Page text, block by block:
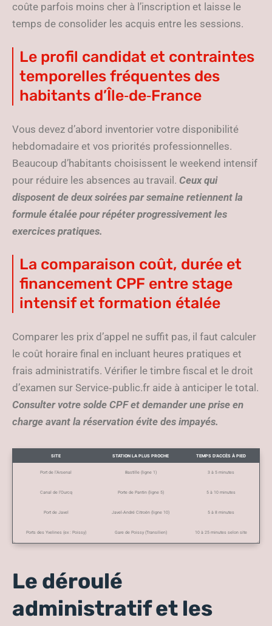
coûte parfois moins cher à l’inscription et laisse le
temps de consolider les acquis entre les sessions.
Le profil candidat et contraintes
temporelles fréquentes des
habitants d’Île‑de‑France
Vous devez d’abord inventorier votre disponibilité
hebdomadaire et vos priorités professionnelles.
Beaucoup d’habitants choisissent le weekend intensif
pour réduire les absences au travail. Ceux qui
disposent de deux soirées par semaine retiennent la
formule étalée pour répéter progressivement les
exercices pratiques.
La comparaison coût, durée et
financement CPF entre stage
intensif et formation étalée
Comparer les prix d’appel ne suffit pas, il faut calculer
le coût horaire final en incluant heures pratiques et
frais administratifs. Vérifier le timbre fiscal et le droit
d’examen sur Service‑public.fr aide à anticiper le total.
Consulter votre solde CPF et demander une prise en
charge avant la réservation évite des impayés.
SITE STATION LA PLUS PROCHE TEMPS D’ACCÈS À PIED
Port de l’Arsenal Bastille (ligne 1) 3 à 5 minutes
Canal de l’Ourcq Porte de Pantin (ligne 5) 5 à 10 minutes
Port de Javel Javel‑André Citroën (ligne 10) 5 à 8 minutes
Ports des Yvelines (ex : Poissy) Gare de Poissy (Transilien) 10 à 25 minutes selon site
Le déroulé
administratif et les